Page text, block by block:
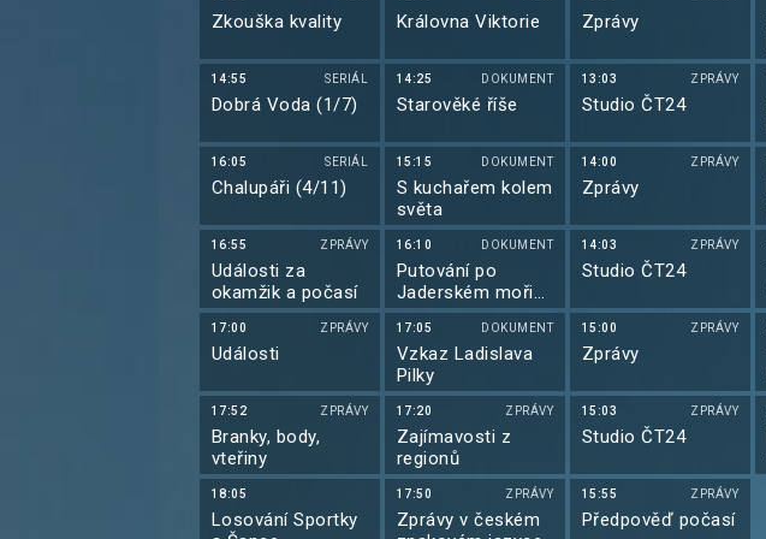
Zkouška kvality
14:55 SERIÁL
Dobrá Voda (1/7)
16:05 SERIÁL
Chalupáři (4/11)
16:55 ZPRÁVY
Události za
okamžik a počasí
17:00 ZPRÁVY
Události
17:52 ZPRÁVY
Branky, body,
vteřiny
18:05
Losování Sportky
Královna Viktorie
14:25 DOKUMENT
Starověké říše
15:15 DOKUMENT
S kuchařem kolem
světa
16:10 DOKUMENT
Putování po
Jaderském moři
(2/6)
17:05 DOKUMENT
Vzkaz Ladislava
Pilky
17:20 ZPRÁVY
Zajímavosti z
regionů
17:50 ZPRÁVY
Zprávy v českém
Zprávy
13:03 ZPRÁVY
Studio ČT24
14:00 ZPRÁVY
Zprávy
14:03 ZPRÁVY
Studio ČT24
15:00 ZPRÁVY
Zprávy
15:03 ZPRÁVY
Studio ČT24
15:55 ZPRÁVY
Předpověď počasí